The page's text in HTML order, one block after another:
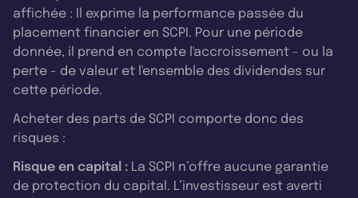
affichée : Il exprime la performance passée du
placement financier en SCPI. Pour une période
donnée, il prend en compte l'accroissement - ou la
perte - de valeur et l'ensemble des dividendes sur
cette période.
Acheter des parts de SCPI comporte donc des
risques :
Risque en capital : La SCPI n’offre aucune garantie
de protection du capital. L’investisseur est averti